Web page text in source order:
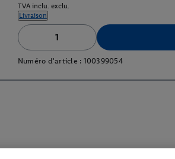
TVA inclu. exclu.
Livraison
Numéro d'article : 100399054